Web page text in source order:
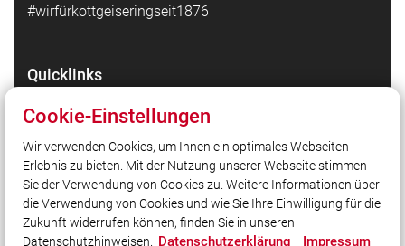
#wirfürkottgeiseringseit1876
Quicklinks
Kreisfeuerwehrverband FFB
ILS FFB
Unser Patenverein: FFW Türkenfeld
HvO Grafrath
Cookie-Einstellungen
Wir verwenden Cookies, um Ihnen ein optimales Webseiten-
Erlebnis zu bieten. Mit der Nutzung unserer Webseite stimmen
Sie der Verwendung von Cookies zu. Weitere Informationen über
die Verwendung von Cookies und wie Sie Ihre Einwilligung für die
Zukunft widerrufen können, finden Sie in unseren
Datenschutzhinweisen. Datenschutzerklärung Impressum